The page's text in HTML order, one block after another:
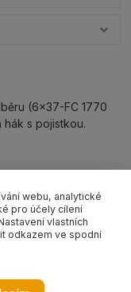
(6x37-FC 1770
s pojistkou.
webu, analytické
pro účely cílení
vlastních
odkazem ve spodní